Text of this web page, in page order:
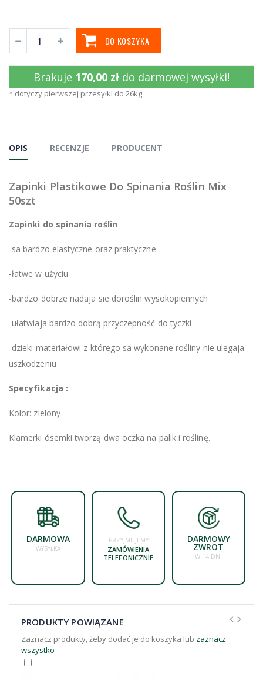
DO KOSZYKA
Brakuje 170,00 zł do darmowej wysyłki!
* dotyczy pierwszej przesyłki do 26kg
OPIS RECENZJE PRODUCENT
Zapinki Plastikowe Do Spinania Roślin Mix
50szt
Zapinki do spinania roślin
-sa bardzo elastyczne oraz praktyczne
-łatwe w użyciu
-bardzo dobrze nadaja sie doroślin wysokopiennych
-ułatwiaja bardzo dobrą przyczepność do tyczki
-dzieki materiałowi z którego sa wykonane rośliny nie ulegaja
uszkodzeniu
Specyfikacja :
Kolor: zielony
Klamerki ósemki tworzą dwa oczka na palik i roślinę.
DARMOWA
WYSYŁKA
PRZYJMUJEMY
ZAMÓWIENIA
TELEFONICZNIE
DARMOWY
ZWROT
W 14 DNI
PRODUKTY POWIĄZANE
Zaznacz produkty, żeby dodać je do koszyka lub zaznacz
wszystko